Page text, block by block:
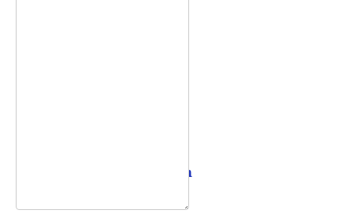
info@vietpointlaw.vn